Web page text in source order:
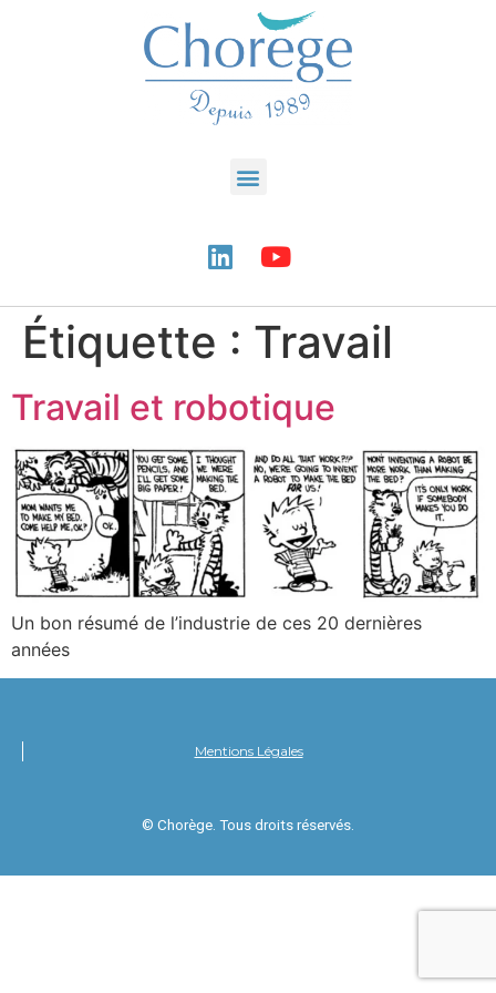
Étiquette : Travail
Travail et robotique
Un bon résumé de l’industrie de ces 20 dernières
années
Mentions Légales
© Chorège. Tous droits réservés.